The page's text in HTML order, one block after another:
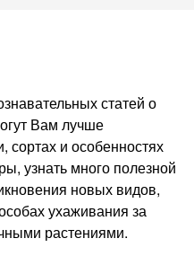
статей о
Вам лучше
сортах и особенностях
узнать много полезной
новых видов,
ухаживания за
растениями.